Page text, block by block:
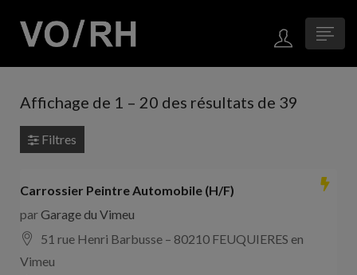
Affichage de 1 – 20 des résultats de 39
Filtres
Carrossier Peintre Automobile (H/F)
parGarage du Vimeu
51 rue Henri Barbusse – 80210 FEUQUIERES en
Vimeu